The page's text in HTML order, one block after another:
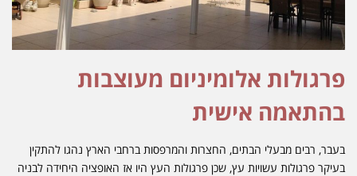
פרגולות אלומיניום מעוצבות
בהתאמה אישית
בעבר, רבים מבעלי הבתים, החצרות והמרפסות ברחבי הארץ נהגו להתקין
בעיקר פרגולות עשויות עץ, שכן פרגולות העץ היו אז האופציה היחידה לבניה